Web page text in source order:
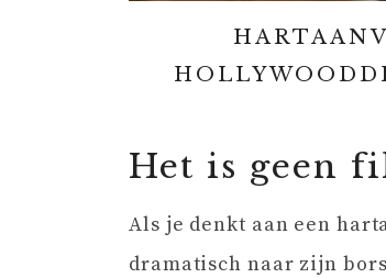
Het is geen
Als je denkt aan een
dramatisch naar zijn